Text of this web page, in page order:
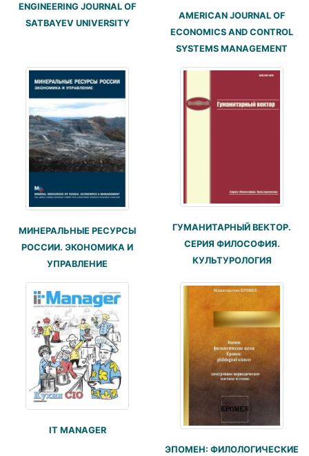
ENGINEERING JOURNAL OF
SATBAYEV UNIVERSITY
AMERICAN JOURNAL OF
ECONOMICS AND CONTROL
SYSTEMS MANAGEMENT
МИНЕРАЛЬНЫЕ РЕСУРСЫ
РОССИИ. ЭКОНОМИКА И
УПРАВЛЕНИЕ
ГУМАНИТАРНЫЙ ВЕКТОР.
СЕРИЯ ФИЛОСОФИЯ.
КУЛЬТУРОЛОГИЯ
IT MANAGER
ЭПОМЕН: ФИЛОЛОГИЧЕСКИЕ